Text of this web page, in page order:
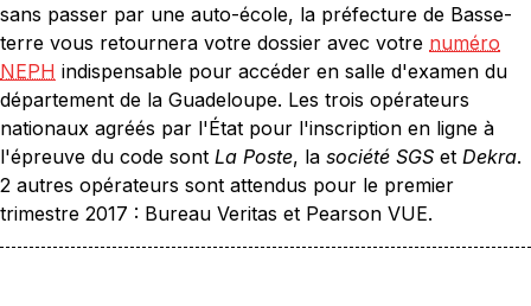
sans passer par une auto-école, la préfecture de Basse-
terre vous retournera votre dossier avec votre numéro
NEPH indispensable pour accéder en salle d'examen du
département de la Guadeloupe. Les trois opérateurs
nationaux agréés par l'État pour l'inscription en ligne à
l'épreuve du code sont La Poste, la société SGS et Dekra.
2 autres opérateurs sont attendus pour le premier
trimestre 2017 : Bureau Veritas et Pearson VUE.